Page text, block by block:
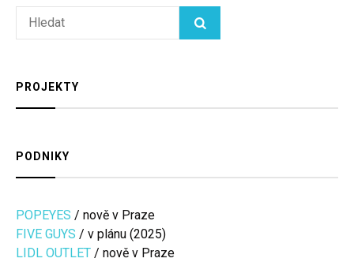
Search
HLEDAT
PROJEKTY
PODNIKY
POPEYES / nově v Praze
FIVE GUYS / v plánu (2025)
LIDL OUTLET / nově v Praze